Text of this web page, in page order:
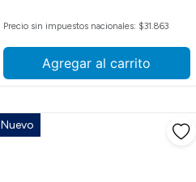
Precio sin impuestos nacionales: $31.863
Agregar al carrito
Nuevo